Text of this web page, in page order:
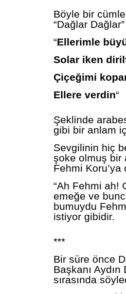
Böyle bir
“Dağlar
“Ellerimle
Solar iken
Çiçeğimi
Ellere verdin“
Şeklinde
gibi bir anlam
Sevgilinin hiç
şoke olmuş bir
Fehmi Koru’ya
“Ah Fehmi ah!
emeğe ve
bumuydu
istiyor gibidir.
***
Bir süre önce
Başkanı
sırasında